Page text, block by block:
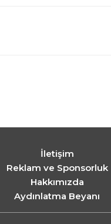
İletişim
Reklam ve Sponsorluk
Hakkımızda
Aydınlatma Beyanı